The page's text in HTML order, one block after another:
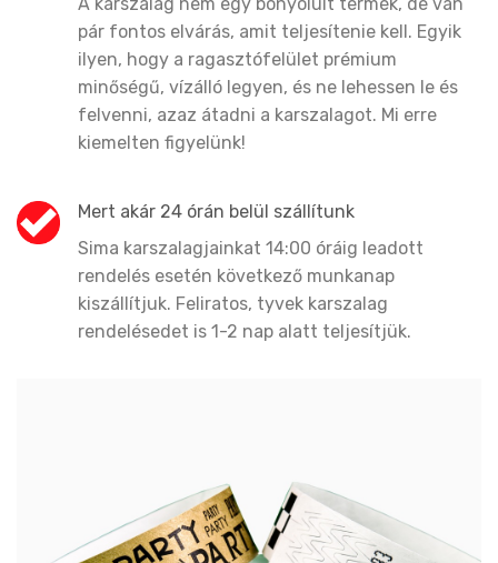
pár fontos elvárás, amit teljesítenie kell. Egyik
ilyen, hogy a ragasztófelület prémium
minőségű, vízálló legyen, és ne lehessen le és
felvenni, azaz átadni a karszalagot. Mi erre
kiemelten figyelünk!
Mert akár 24 órán belül szállítunk
Sima karszalagjainkat 14:00 óráig leadott
rendelés esetén következő munkanap
kiszállítjuk. Feliratos, tyvek karszalag
rendelésedet is 1-2 nap alatt teljesítjük.